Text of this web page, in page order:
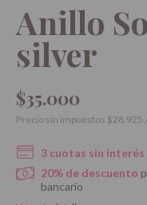
Anillo
silver
$35.000
Precio sin impuestos
3 cuotas sin interés
20% de descuento
bancario